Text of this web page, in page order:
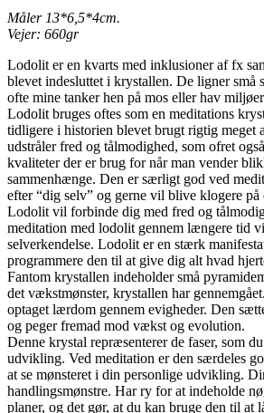
Måler 13*6,5*4cm.
Vejer: 660gr
Lodolit er en kvarts med inklusioner af fx
blevet indesluttet i krystallen. De ligner små
ofte mine tanker hen på mos eller hav
Lodolit bruges oftes som en meditations
tidligere i historien blevet brugt rigtig meget
udstråler fred og tålmodighed, som ofret
kvaliteter der er brug for når man vender
sammenhænge. Den er særligt god ved
efter “dig selv” og gerne vil blive klogere på
Lodolit vil forbinde dig med fred og
meditation med lodolit gennem længere tid
selverkendelse. Lodolit er en stærk
programmere den til at give dig alt hvad
Fantom krystallen indeholder små
det vækstmønster, krystallen har
optaget lærdom gennem evigheder. Den
og peger fremad mod vækst og evolution.
Denne krystal repræsenterer de faser, som
udvikling. Ved meditation er den særdeles
at se mønsteret i din personlige udvikling.
handlingsmønstre. Har ry for at indeholde
planer, og det gør, at du kan bruge den til at